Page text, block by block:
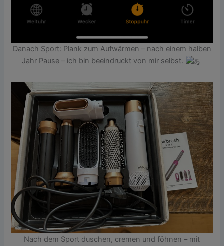
Danach Sport: Plank zum Aufwärmen – nach einem halben
Jahr Pause – ich bin beeindruckt von mir selbst.
Nach dem Sport duschen, cremen und föhnen – mit